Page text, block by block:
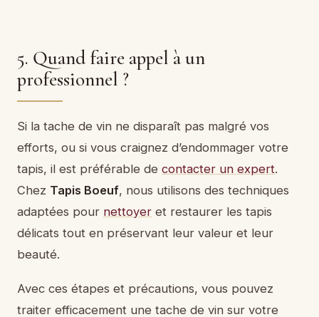
5. Quand faire appel à un
professionnel ?
Si la tache de vin ne disparaît pas malgré vos
efforts, ou si vous craignez d’endommager votre
tapis, il est préférable de contacter un expert.
Chez Tapis Boeuf, nous utilisons des techniques
adaptées pour nettoyer et restaurer les tapis
délicats tout en préservant leur valeur et leur
beauté.
Avec ces étapes et précautions, vous pouvez
traiter efficacement une tache de vin sur votre